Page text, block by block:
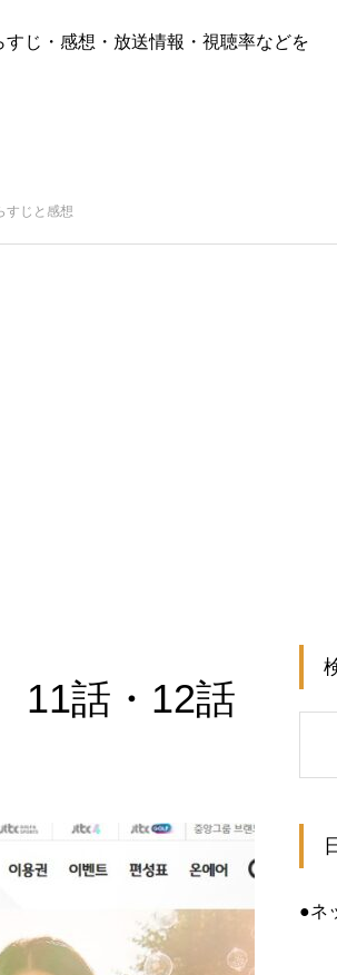
じ・感想・放送情報・視聴率などを
じと感想
話・12話
●ネ